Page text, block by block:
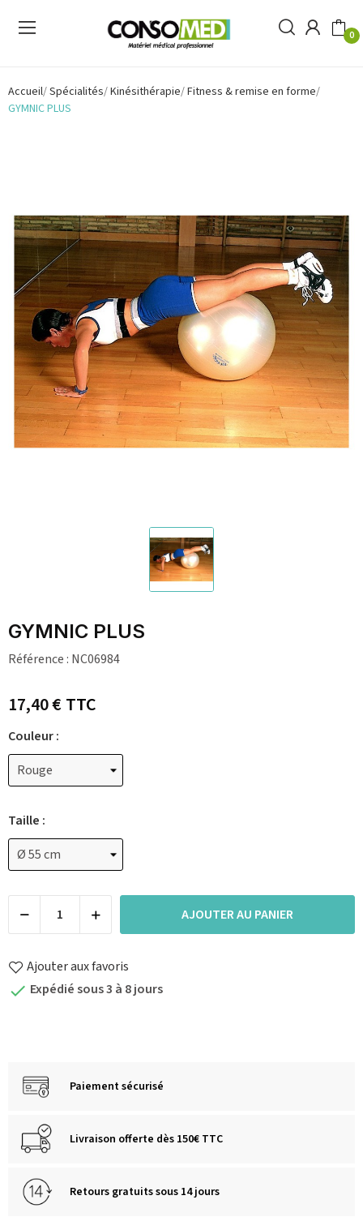
0
Accueil Spécialités Kinésithérapie Fitness & remise en forme
GYMNIC PLUS
GYMNIC PLUS
Référence : NC06984
17,40 €TTC
Couleur :
Taille :
AJOUTER AU PANIER
Ajouter aux favoris
 Expédié sous 3 à 8 jours
Paiement sécurisé
Livraison offerte dès 150€ TTC
Retours gratuits sous 14 jours